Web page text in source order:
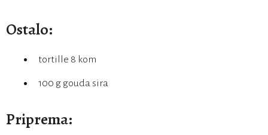
Ostalo:
tortille 8 kom
100 g gouda sira
Priprema: